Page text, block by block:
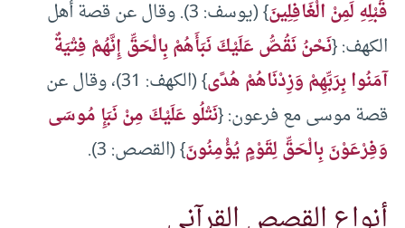
قَبْلِهِ لَمِنْ الْغَافِلِينَ
} (يوسف: 3). وقال عن قصة أهل
الكهف: {نَحْنُ نَقُصُّ عَلَيْكَ نَبَأَهُمْ بِالْحَقِّ إِنَّهُمْ فِتْيَةٌ
آمَنُوا بِرَبِّهِمْ وَزِدْنَاهُمْ هُدًى
} (الكهف: 31)، وقال عن
قصة موسى مع فرعون: {نَتْلُو عَلَيْكَ مِنْ نَبَإِ مُوسَى
وَفِرْعَوْنَ بِالْحَقِّ لِقَوْمٍ يُؤْمِنُونَ} (القصص: 3).